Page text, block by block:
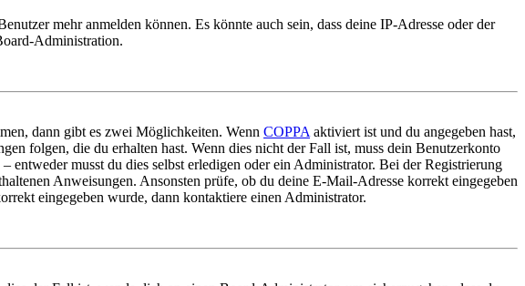
mehr anmelden können. Es könnte auch sein, dass deine IP-Adresse oder der
Administration.
dann gibt es zwei Möglichkeiten. Wenn COPPA aktiviert ist und du angegeben hast,
folgen, die du erhalten hast. Wenn dies nicht der Fall ist, muss dein Benutzerkonto
musst du dies selbst erledigen oder ein Administrator. Bei der Registrierung
Anweisungen. Ansonsten prüfe, ob du deine E-Mail-Adresse korrekt eingegeben
eingegeben wurde, dann kontaktiere einen Administrator.